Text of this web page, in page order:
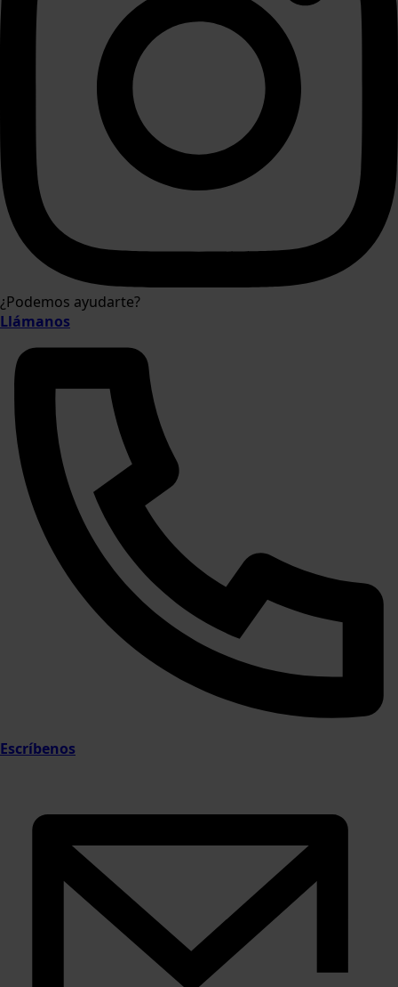
¿Podemos ayudarte?
Llámanos
Escríbenos